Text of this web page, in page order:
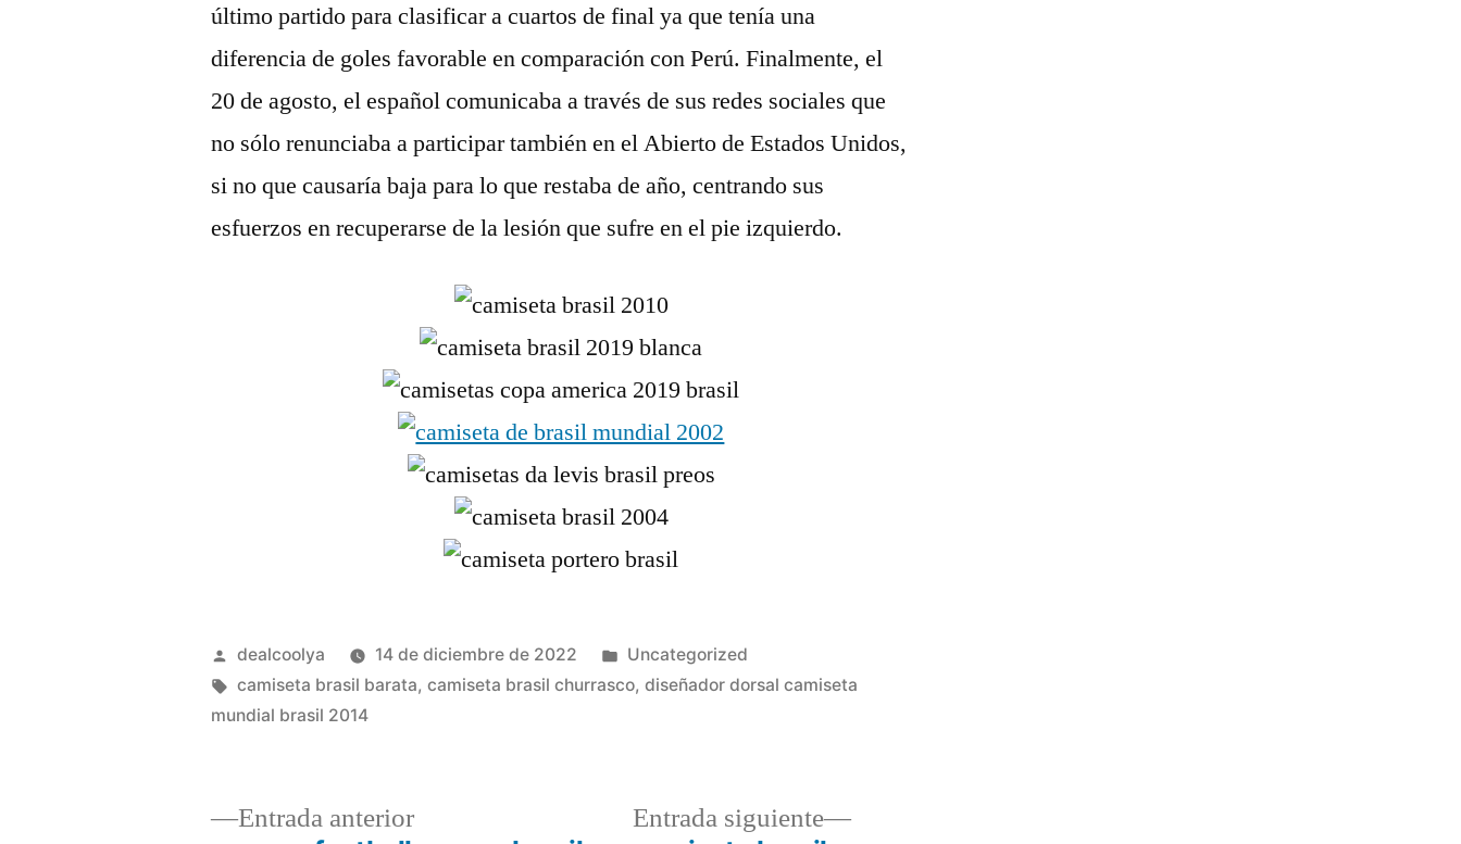
último partido para clasificar a cuartos de final ya que tenía una
diferencia de goles favorable en comparación con Perú. Finalmente, el
20 de agosto, el español comunicaba a través de sus redes sociales que
no sólo renunciaba a participar también en el Abierto de Estados Unidos,
si no que causaría baja para lo que restaba de año, centrando sus
esfuerzos en recuperarse de la lesión que sufre en el pie izquierdo.
Publicado
por
dealcoolya 14 de diciembre de 2022
Publicado
en
Uncategorized
Etiquetas:
camiseta brasil barata,camiseta brasil churrasco,diseñador dorsal camiseta
mundial brasil 2014
Entrada anteriorEntrada
Entrada siguiente
Entrada